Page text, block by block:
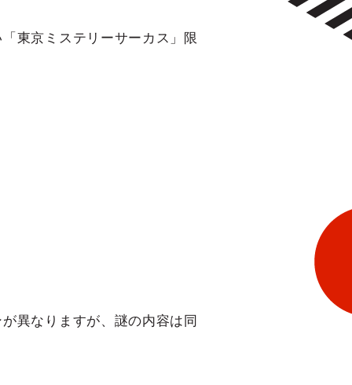
東京ミステリーサーカス」限
異なりますが、謎の内容は同